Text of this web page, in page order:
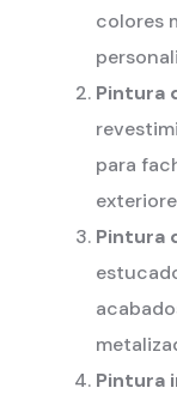
colores
Pintura
para
Pintura
Pintura